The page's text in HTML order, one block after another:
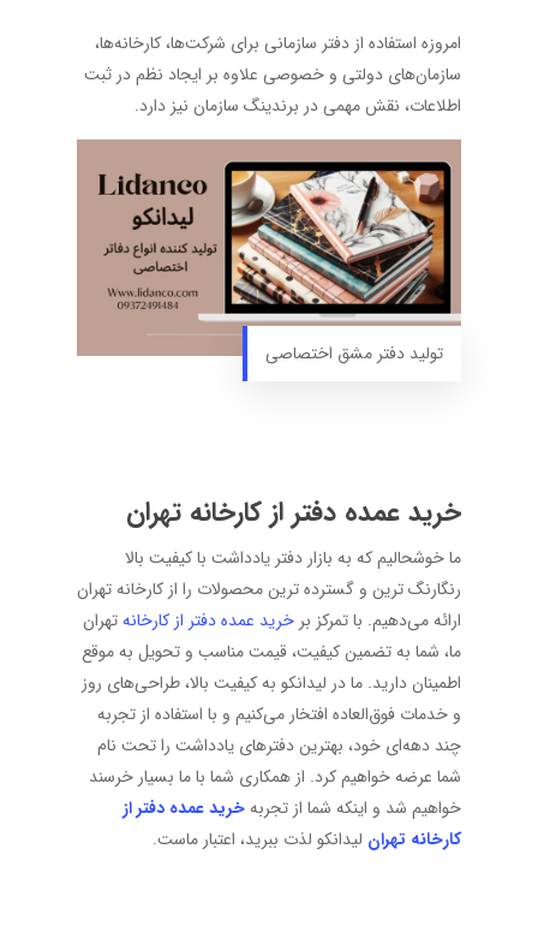
امروزه استفاده از دفتر سازمانی برای شرکت‌ها، کارخانه‌ها،
سازمان‌های دولتی و خصوصی علاوه بر ایجاد نظم در ثبت
اطلاعات، نقش مهمی در برندینگ سازمان نیز دارد.
تولید دفتر مشق اختصاصی
خرید عمده دفتر از کارخانه تهران
ما خوشحالیم که به بازار دفتر یادداشت با کیفیت بالا
رنگارنگ ترین و گسترده ترین محصولات را از کارخانه تهران
ارائه می‌دهیم. با تمرکز بر خرید عمده دفتر از کارخانهتهران
ما، شما به تضمین کیفیت، قیمت مناسب و تحویل به موقع
اطمینان دارید. ما در لیدانکو به کیفیت بالا، طراحی‌های روز
و خدمات فوق‌العاده افتخار می‌کنیم و با استفاده از تجربه
چند دهه‌ای خود، بهترین دفترهای یادداشت را تحت نام
شما عرضه خواهیم کرد. از همکاری شما با ما بسیار خرسند
خواهیم شد و اینکه شما از تجربهخرید عمده دفتر از
کارخانه تهران لیدانکو لذت ببرید، اعتبار ماست.